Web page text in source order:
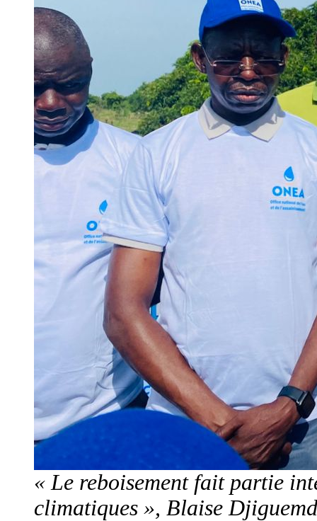
« Le reboisement fait partie
climatiques », Blaise